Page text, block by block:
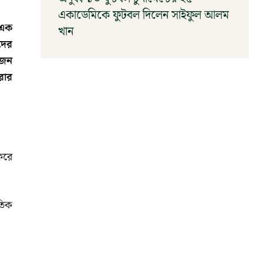
একাডেমিকে ফুটবল দিলেন সাইফুল আলম
খান